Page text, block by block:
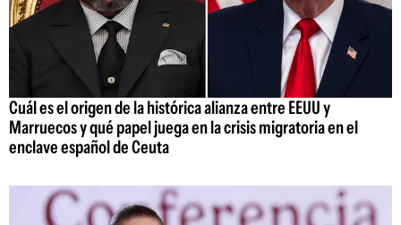
Cuál es el origen de la histórica alianza entre EEUU y
Marruecos y qué papel juega en la crisis migratoria en el
enclave español de Ceuta